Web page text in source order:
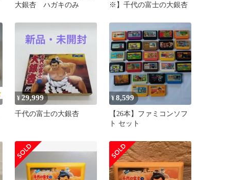
大銀杏 ハガキのみ
※】千代の富士の大銀杏
¥29,999
千代の富士の大銀杏
¥8,599
【26本】ファミコンソフ
ト セット